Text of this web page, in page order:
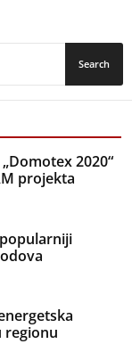
2020“
projekta
regionu